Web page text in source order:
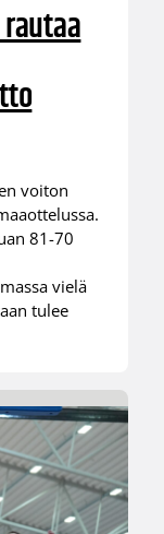
voiton
81-70
vielä
tulee